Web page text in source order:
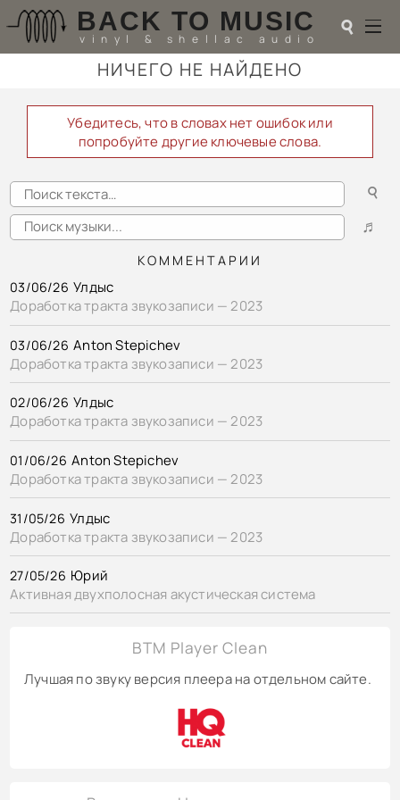
BACK TO MUSIC
vinyl & shellac audio ☌
РАДИОТЕХНИКА
PIEZO
АКУСТИКА
ТЕОРИЯ
TESTS
ПЕРСОНАЛИИ
LOL
ССЫЛКИ
О САЙТЕ
КОНТАКТЫ
BACK TO PHOTO
НИЧЕГО НЕ НАЙДЕНО
Убедитесь, что в словах нет ошибок или
попробуйте другие ключевые слова.
☌
♬
КОММЕНТАРИИ
03/06/26 Улдыс
Доработка тракта звукозаписи — 2023
03/06/26 Anton Stepichev
Доработка тракта звукозаписи — 2023
02/06/26 Улдыс
Доработка тракта звукозаписи — 2023
01/06/26 Anton Stepichev
Доработка тракта звукозаписи — 2023
31/05/26 Улдыс
Доработка тракта звукозаписи — 2023
27/05/26 Юрий
Активная двухполосная акустическая система
BTM Player Clean
Лучшая по звуку версия плеера на отдельном сайте.